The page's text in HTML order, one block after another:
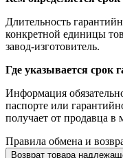
Длительность
конкретной единицы
завод-изготовитель.
Где указывается срок
Информация
паспорте или
получает от продавца
Правила обмена и
Возврат товара